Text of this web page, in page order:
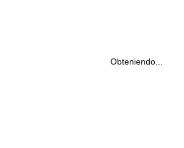
Obteniendo...